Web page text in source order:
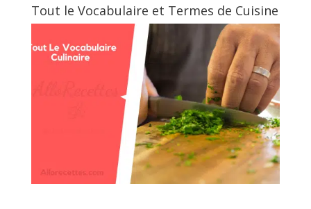
Tout le Vocabulaire et Termes de Cuisine